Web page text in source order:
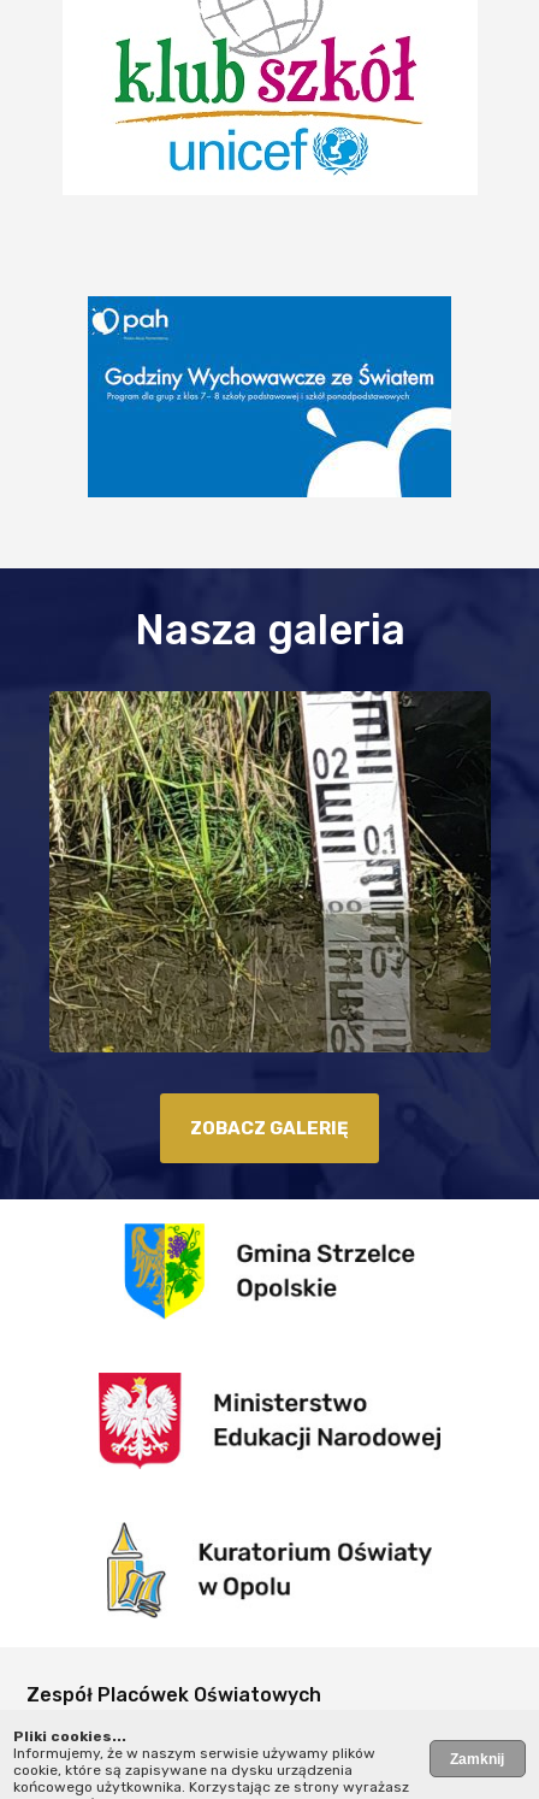
Nasza galeria
ZOBACZ GALERIĘ
Zespół Placówek Oświatowych
Kościelna 40
47-100 Sucha
Pliki cookies...
Informujemy, że w naszym serwisie używamy plików
cookie, które są zapisywane na dysku urządzenia
końcowego użytkownika. Korzystając ze strony wyrażasz